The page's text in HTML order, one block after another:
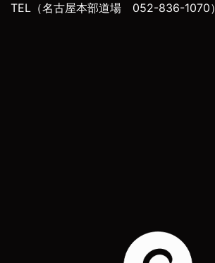
TEL（名古屋本部道場 052-836-1070）